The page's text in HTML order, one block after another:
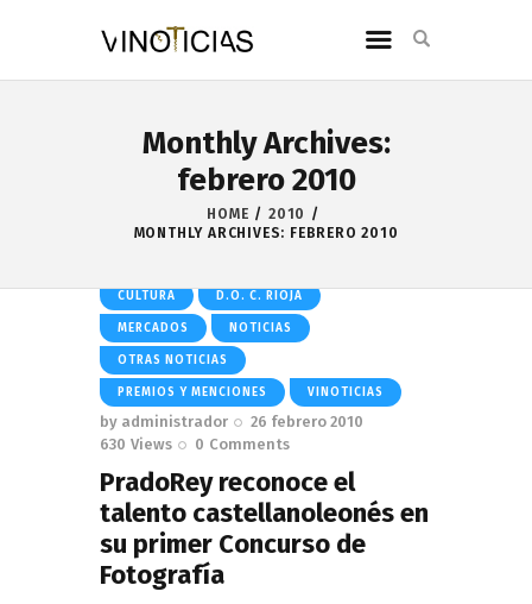
Monthly Archives:
febrero 2010
HOME
2010
MONTHLY ARCHIVES: FEBRERO 2010
CULTURA D.O. C. RIOJA
MERCADOS NOTICIAS
OTRAS NOTICIAS
PREMIOS Y MENCIONES VINOTICIAS
by administrador
26 febrero 2010
630 Views 0 Comments
PradoRey reconoce el
talento castellanoleonés en
su primer Concurso de
Fotografía